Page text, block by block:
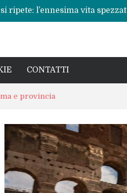
ripete: l’ennesima vita
per la rinascita del centro
Beatrice Agata Mariano e le
politica e il calore della
CONTATTI
e provincia